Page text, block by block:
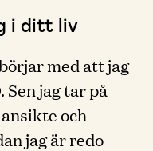
i ditt liv
med att jag
jag tar på
och
jag är redo